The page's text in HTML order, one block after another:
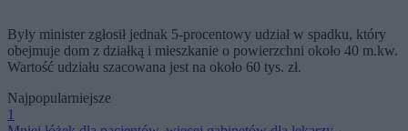
Były minister zgłosił jednak 5-procentowy udział w spadku, który
obejmuje dom z działką i mieszkanie o powierzchni około 40 m.kw.
Wartość udziału szacowana jest na około 60 tys. zł.
Najpopularniejsze
1